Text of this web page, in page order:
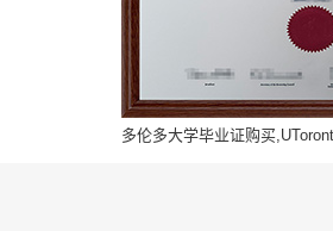
多伦多大学毕业证购买